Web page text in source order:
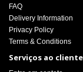
FAQ
Delivery Information
Privacy Policy
Terms & Conditions
Serviços ao cliente